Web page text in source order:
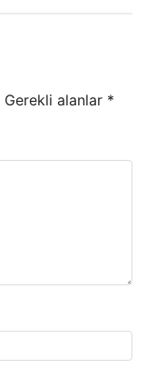
Gerekli alanlar *